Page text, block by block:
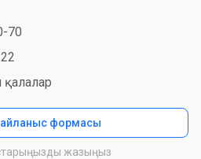
70
қалалар
формасы
жазыңыз